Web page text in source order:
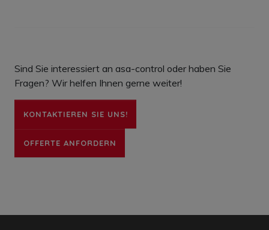
Sind Sie interessiert an asa-control oder haben Sie
Fragen? Wir helfen Ihnen gerne weiter!
KONTAKTIEREN SIE UNS!
OFFERTE ANFORDERN